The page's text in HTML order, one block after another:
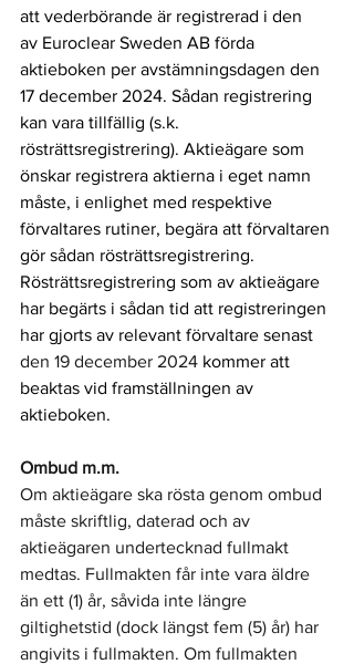
att vederbörande är registrerad i den
av Euroclear Sweden AB förda
aktieboken per avstämningsdagen den
17 december 2024. Sådan registrering
kan vara tillfällig (s.k.
rösträttsregistrering). Aktieägare som
önskar registrera aktierna i eget namn
måste, i enlighet med respektive
förvaltares rutiner, begära att förvaltaren
gör sådan rösträttsregistrering.
Rösträttsregistrering som av aktieägare
har begärts i sådan tid att registreringen
har gjorts av relevant förvaltare senast
den 19 december 2024 kommer att
beaktas vid framställningen av
aktieboken.
Ombud m.m.
Om aktieägare ska rösta genom ombud
måste skriftlig, daterad och av
aktieägaren undertecknad fullmakt
medtas. Fullmakten får inte vara äldre
än ett (1) år, såvida inte längre
giltighetstid (dock längst fem (5) år) har
angivits i fullmakten. Om fullmakten